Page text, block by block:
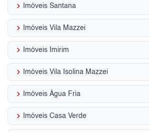
keyboard_arrow_right Imóveis Santana
keyboard_arrow_right Imóveis Vila Mazzei
keyboard_arrow_right Imóveis Imirim
keyboard_arrow_right Imóveis Vila Isolina Mazzei
keyboard_arrow_right Imóveis Água Fria
keyboard_arrow_right Imóveis Casa Verde